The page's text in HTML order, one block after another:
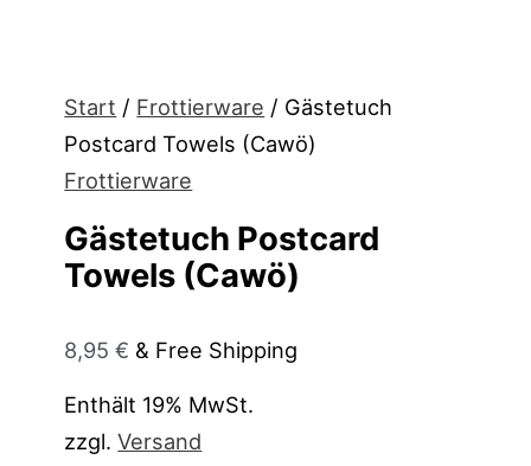
Start / Frottierware / Gästetuch
Postcard Towels (Cawö)
Frottierware
Gästetuch Postcard
Towels (Cawö)
8,95€ & Free Shipping
Enthält 19% MwSt.
zzgl.Versand